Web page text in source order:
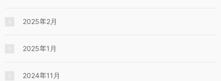
2025年2月
2025年1月
2024年11月